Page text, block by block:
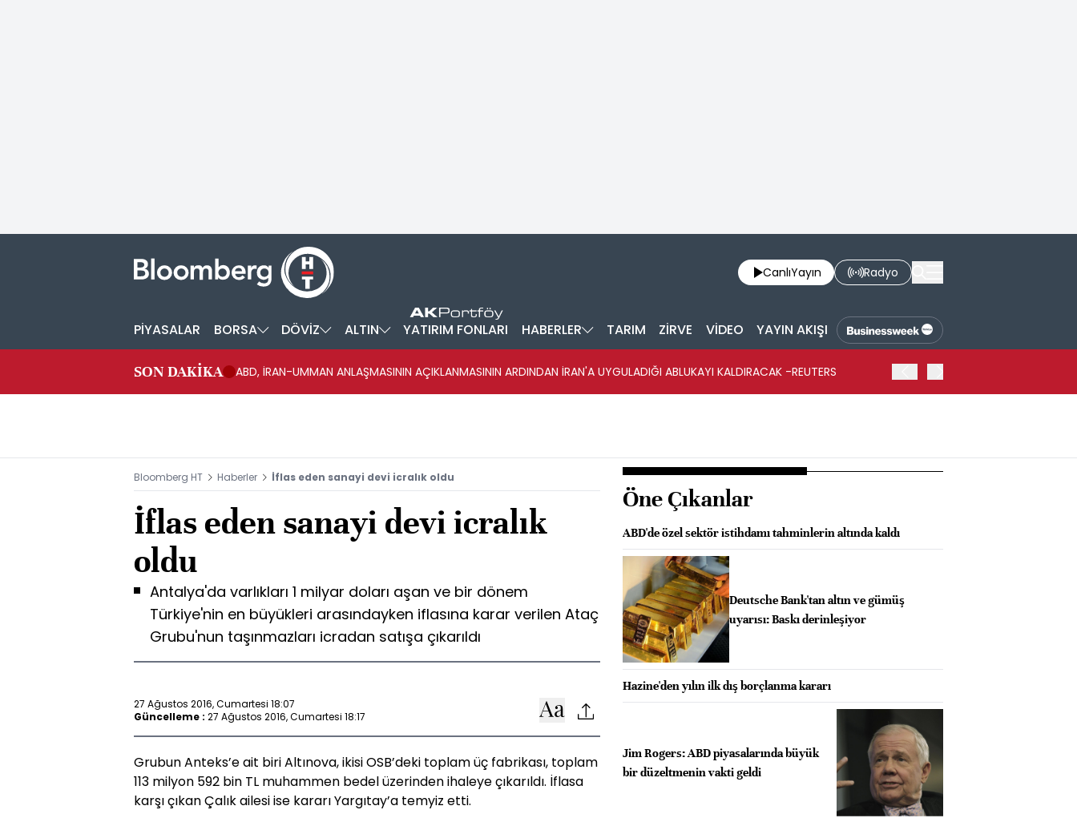
CanlıYayın Radyo
PİYASALAR BORSA DÖVİZ ALTIN YATIRIM FONLARI HABERLER TARIM ZİRVE VİDEO YAYIN AKIŞI
SON DAKİKA ABD, İRAN-UMMAN ANLAŞMASININ AÇIKLANMASININ ARDINDAN İRAN'A UYGULADIĞI ABLUKAYI KALDIRACAK -REUTERS
Bloomberg HT Haberler İflas eden sanayi devi icralık oldu
İflas eden sanayi devi icralık
oldu
Antalya'da varlıkları 1 milyar doları aşan ve bir dönem
Türkiye'nin en büyükleri arasındayken iflasına karar verilen Ataç
Grubu'nun taşınmazları icradan satışa çıkarıldı
27 Ağustos 2016, Cumartesi 18:07
Güncelleme : 27 Ağustos 2016, Cumartesi 18:17
Grubun Anteks’e ait biri Altınova, ikisi OSB’deki toplam üç fabrikası, toplam
113 milyon 592 bin TL muhammen bedel üzerinden ihaleye çıkarıldı. İflasa
karşı çıkan Çalık ailesi ise kararı Yargıtay’a temyiz etti.
Öne Çıkanlar
ABD'de özel sektör istihdamı tahminlerin altında kaldı
Deutsche Bank'tan altın ve gümüş
uyarısı: Baskı derinleşiyor
Hazine'den yılın ilk dış borçlanma kararı
Jim Rogers: ABD piyasalarında büyük
bir düzeltmenin vakti geldi